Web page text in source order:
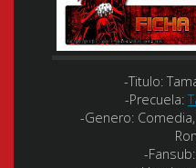
-Titulo:
-Precuela:
-Genero:Comedia,
-Fansub: